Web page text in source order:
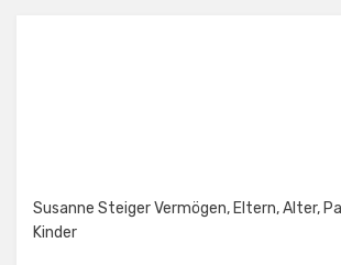
Susanne Steiger Vermögen, Eltern, Alter,
Kinder